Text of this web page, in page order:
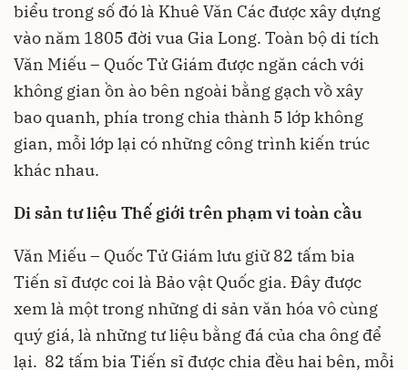
biểu trong số đó là Khuê Văn Các được xây dựng
vào năm 1805 đời vua Gia Long. Toàn bộ di tích
Văn Miếu – Quốc Tử Giám được ngăn cách với
không gian ồn ào bên ngoài bằng gạch vồ xây
bao quanh, phía trong chia thành 5 lớp không
gian, mỗi lớp lại có những công trình kiến trúc
khác nhau.
Di sản tư liệu Thế giới trên phạm vi toàn cầu
Văn Miếu – Quốc Tử Giám lưu giữ 82 tấm bia
Tiến sĩ được coi là Bảo vật Quốc gia. Đây được
xem là một trong những di sản văn hóa vô cùng
quý giá, là những tư liệu bằng đá của cha ông để
lại. 82 tấm bia Tiến sĩ được chia đều hai bên, mỗi